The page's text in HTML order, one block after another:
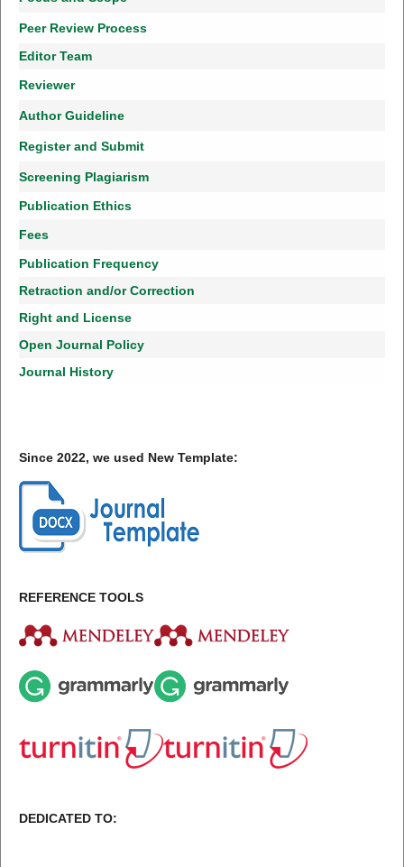
Peer Review Process
Editor Team
Reviewer
Author Guideline
Register and Submit
Screening Plagiarism
Publication Ethics
Fees
Publication Frequency
Retraction and/or Correction
Right and License
Open Journal Policy
Journal History
Since 2022, we used New Template:
REFERENCE TOOLS
DEDICATED TO: